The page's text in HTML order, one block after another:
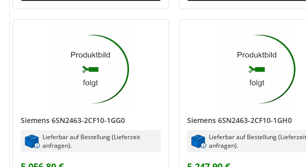
Siemens 6SN2463-2CF10-1GG0
Lieferbar auf Bestellung (Lieferzeit
anfragen).
Siemens 6SN2463-2CF10-1GH0
Lieferbar auf Bestellung (Lieferzeit
anfragen).